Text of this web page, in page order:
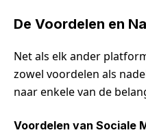
De Voordelen en
Net als elk ander
zowel voordelen als
naar enkele van de
Voordelen van Sociale